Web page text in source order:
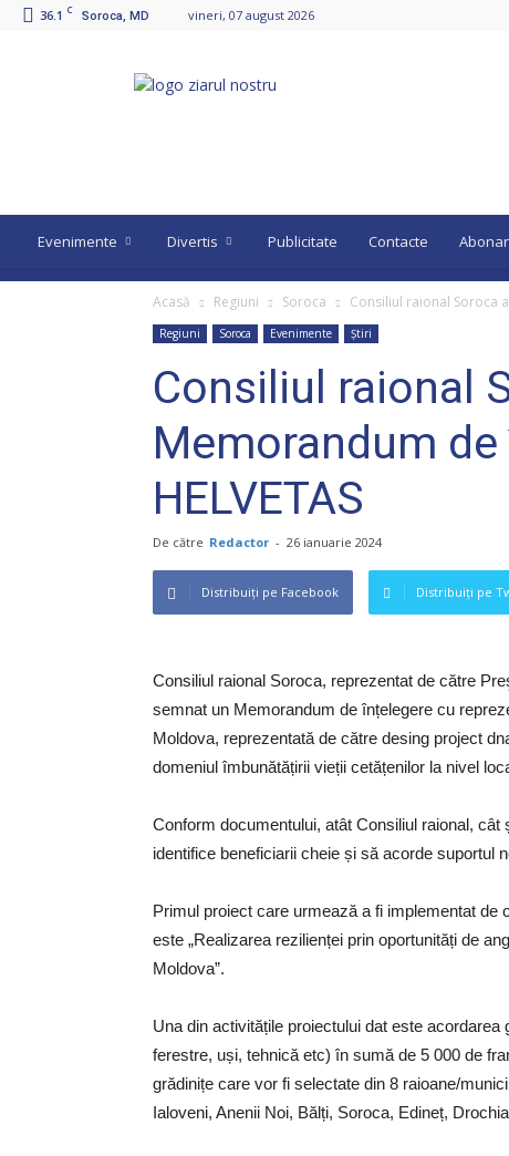
36.1 C Soroca, MD vineri, 07 august 2026
Evenimente Divertis Publicitate Contacte
Acasă Regiuni Soroca Consiliul raional Soroca
Regiuni Soroca Evenimente Știri
Consiliul raional
Memorandum
HELVETAS
De către Redactor - 26 ianuarie 2024
Distribuiți pe Facebook Distribuiți pe
Consiliul raional Soroca, reprezentat de către
semnat un Memorandum de înțelegere cu
Moldova, reprezentată de către desing project
domeniul îmbunătățirii vieții cetățenilor la nivel
Conform documentului, atât Consiliul raional,
identifice beneficiarii cheie și să acorde suportul
Primul proiect care urmează a fi implementat
este „Realizarea rezilienței prin oportunități de
Moldova”.
Una din activitățile proiectului dat este
ferestre, uși, tehnică etc) în sumă de 5 000 de
grădinițe care vor fi selectate din 8 raioane/
Ialoveni, Anenii Noi, Bălți, Soroca, Edineț,